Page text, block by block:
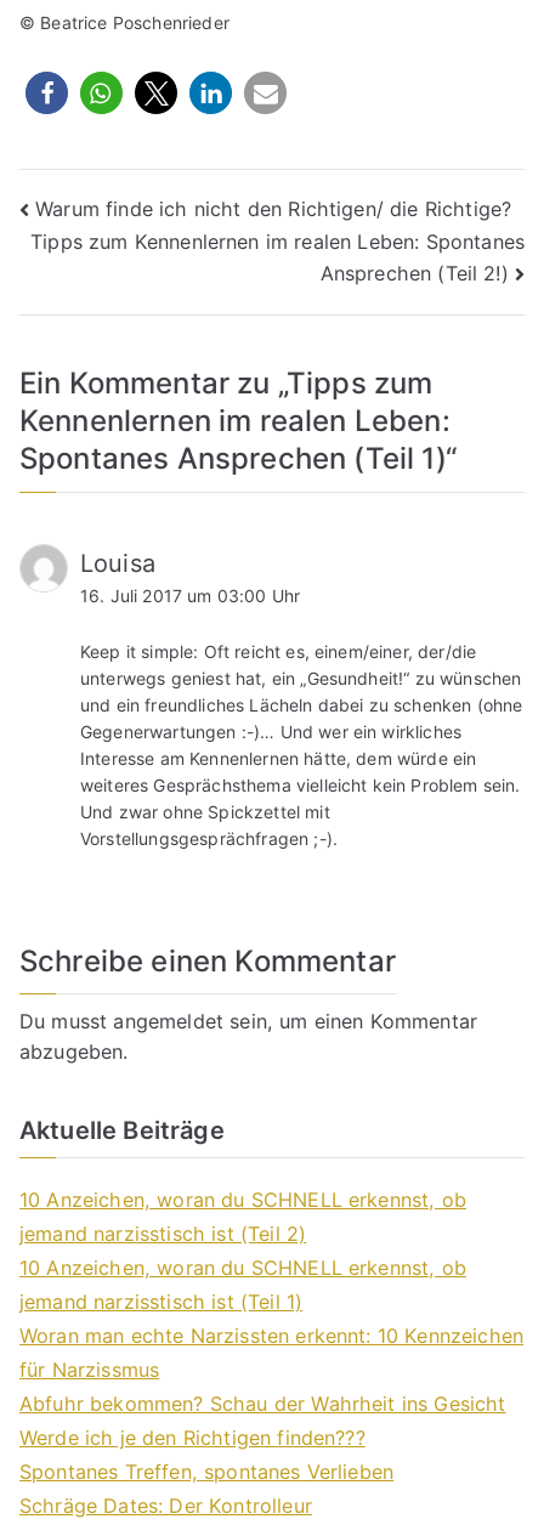
© Beatrice Poschenrieder
Beitragsnavigation
Warum finde ich nicht den Richtigen/ die Richtige?
Tipps zum Kennenlernen im realen Leben: Spontanes
Ansprechen (Teil 2!)
Ein Kommentar zu „Tipps zum
Kennenlernen im realen Leben:
Spontanes Ansprechen (Teil 1)“
Louisa
16. Juli 2017 um 03:00 Uhr
Keep it simple: Oft reicht es, einem/einer, der/die
unterwegs geniest hat, ein „Gesundheit!“ zu wünschen
und ein freundliches Lächeln dabei zu schenken (ohne
Gegenerwartungen :-)… Und wer ein wirkliches
Interesse am Kennenlernen hätte, dem würde ein
weiteres Gesprächsthema vielleicht kein Problem sein.
Und zwar ohne Spickzettel mit
Vorstellungsgesprächfragen ;-).
Schreibe einen Kommentar
Du musstangemeldet sein, um einen Kommentar
abzugeben.
Aktuelle Beiträge
10 Anzeichen, woran du SCHNELL erkennst, ob
jemand narzisstisch ist (Teil 2)
10 Anzeichen, woran du SCHNELL erkennst, ob
jemand narzisstisch ist (Teil 1)
Woran man echte Narzissten erkennt: 10 Kennzeichen
für Narzissmus
Abfuhr bekommen? Schau der Wahrheit ins Gesicht
Werde ich je den Richtigen finden???
Spontanes Treffen, spontanes Verlieben
Schräge Dates: Der Kontrolleur